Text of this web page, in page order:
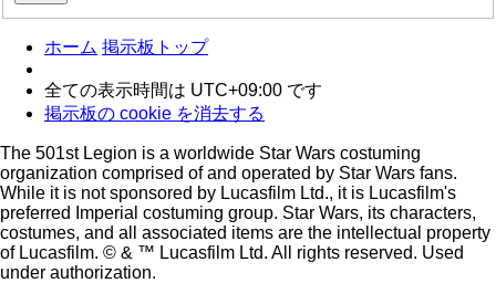
ホーム 掲示板トップ
全ての表示時間は UTC+09:00 です
掲示板の cookie を消去する
The 501st Legion is a worldwide Star Wars costuming
organization comprised of and operated by Star Wars fans.
While it is not sponsored by Lucasfilm Ltd., it is Lucasfilm's
preferred Imperial costuming group. Star Wars, its characters,
costumes, and all associated items are the intellectual property
of Lucasfilm. © & ™ Lucasfilm Ltd. All rights reserved. Used
under authorization.